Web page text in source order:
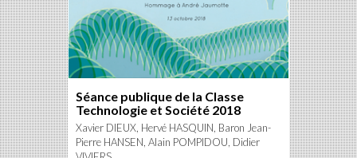
Séance publique de la Classe
Technologie et Société 2018
Xavier DIEUX, Hervé HASQUIN, Baron Jean-
Pierre HANSEN, Alain POMPIDOU, Didier